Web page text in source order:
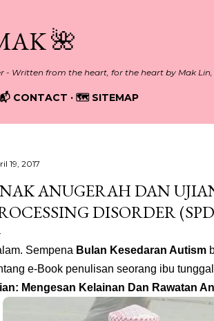
🌺
- Written from the heart, for the heart by Mak Lin,
CONTACT 🗺️ SITEMAP
19, 2017
ANUGERAH DAN
DISORDER
Sempena Bulan Kesedaran Autism
e-Book penulisan seorang ibu
Mengesan Kelainan Dan Rawatan